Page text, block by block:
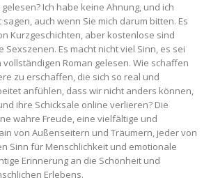
Ich habe keine Ahnung, und ich
auch wenn Sie mich darum bitten. Es
Kurzgeschichten, aber kostenlose sind
Sexszenen. Es macht nicht viel Sinn, es sei
Roman gelesen. Wie schaffen
zu erschaffen, die sich so real und
anfühlen, dass wir nicht anders können,
ihre Schicksale online verlieren? Die
wahre Freude, eine vielfältige und
von Außenseitern und Träumern, jeder von
Sinn für Menschlichkeit und emotionale
Erinnerung an die Schönheit und
Erlebens.